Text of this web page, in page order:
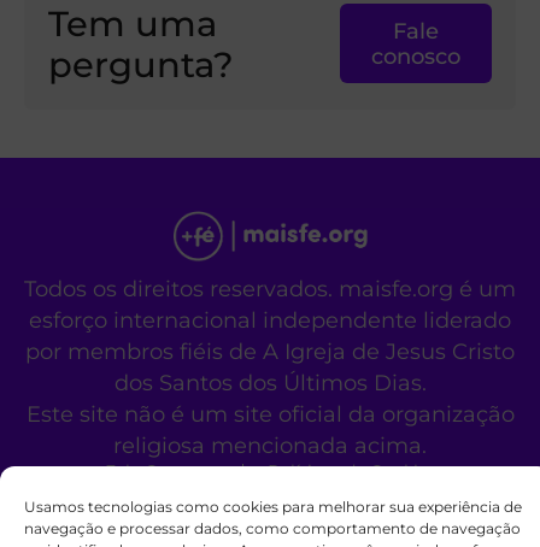
Usamos tecnologias como cookies para melhorar sua experiência de
navegação e processar dados, como comportamento de navegação
Tem uma
pergunta?
Fale
conosco
Todos os direitos reservados. maisfe.org é um
esforço internacional independente liderado
por membros fiéis de A Igreja de Jesus Cristo
dos Santos dos Últimos Dias.
Este site não é um site oficial da organização
religiosa mencionada acima.
Fale Conosco Políticas de Cookies